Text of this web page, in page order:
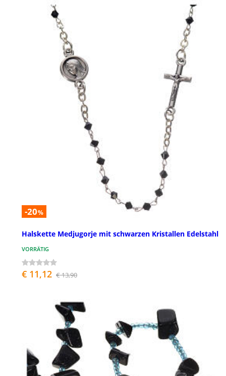
-20%
Halskette Medjugorje mit schwarzen Kristallen Edelstahl
VORRÄTIG
€ 11,12 € 13,90